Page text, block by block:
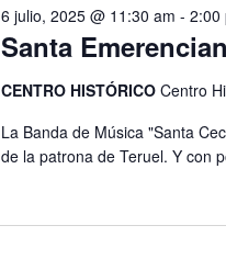
Santa
6 julio, 2025 @ 11:30 am - 2:00
CENTRO HISTÓRICO Centro
La Banda de Música "Santa
de la patrona de Teruel. Y con